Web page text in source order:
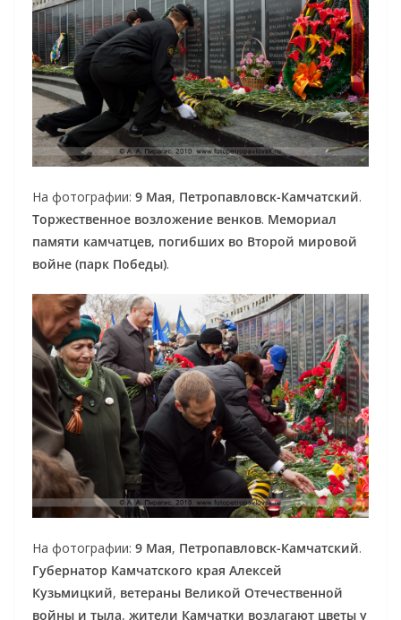
На фотографии: 9 Мая, Петропавловск-Камчатский.
Торжественное возложение венков. Мемориал
памяти камчатцев, погибших во Второй мировой
войне (парк Победы).
На фотографии: 9 Мая, Петропавловск-Камчатский.
Губернатор Камчатского края Алексей
Кузьмицкий, ветераны Великой Отечественной
войны и тыла, жители Камчатки возлагают цветы у